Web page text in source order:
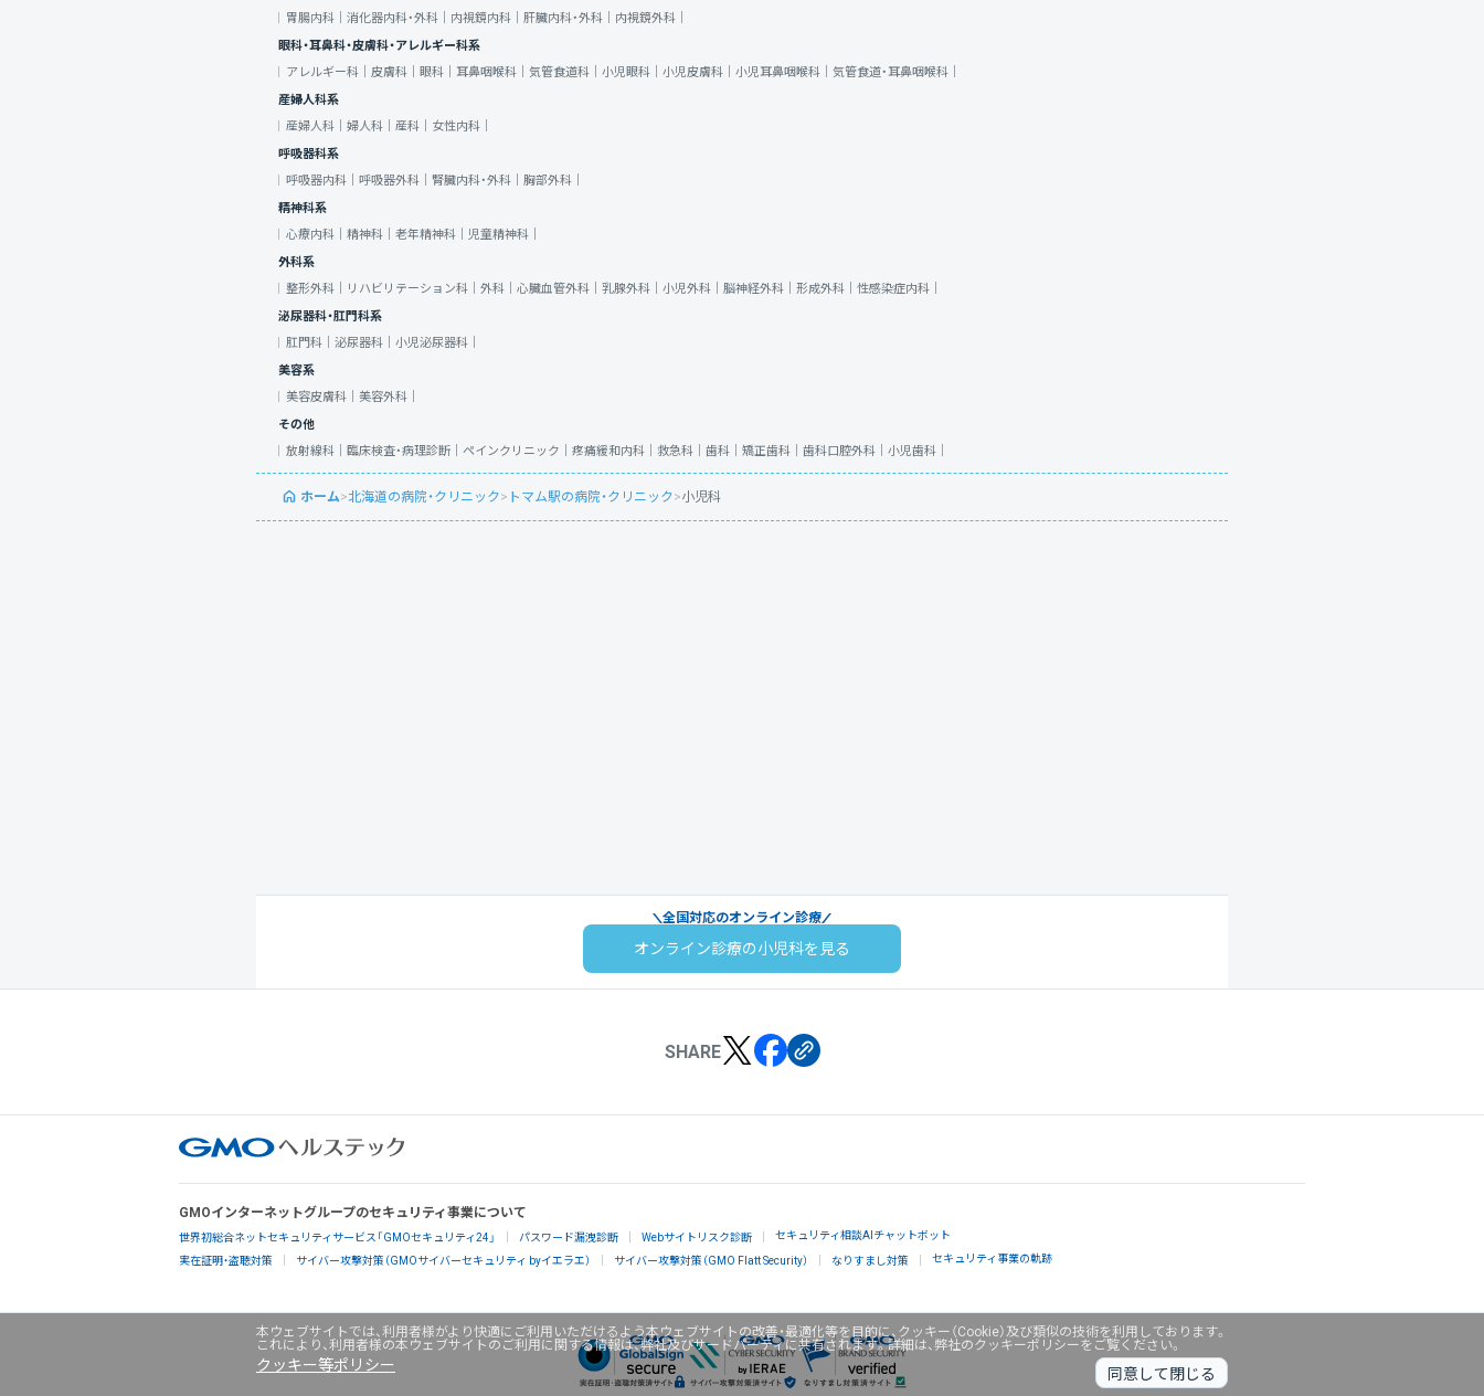
本ウェブサイトでは、利用者様がより快適にご利用いただけるよう本ウェブサイトの改善・最適化等を目的に、クッキー（Cookie）及び類似の技術を利用しております。
これにより、利用者様の本ウェブサイトのご利用に関する情報は、弊社及びサードパーティに共有されます。詳細は、弊社のクッキーポリシーをご覧ください。
クッキー等ポリシー 同意して閉じる
胃腸内科｜ 消化器内科・外科｜ 内視鏡内科｜ 肝臓内科・外科｜ 内視鏡外科｜
眼科・耳鼻科・皮膚科・アレルギー科系
アレルギー科｜ 皮膚科｜ 眼科｜ 耳鼻咽喉科｜ 気管食道科｜ 小児眼科｜ 小児皮膚科｜ 小児耳鼻咽喉科｜ 気管食道・耳鼻咽喉科｜
産婦人科系
産婦人科｜ 婦人科｜ 産科｜ 女性内科｜
呼吸器科系
呼吸器内科｜ 呼吸器外科｜ 腎臓内科・外科｜ 胸部外科｜
精神科系
心療内科｜ 精神科｜ 老年精神科｜ 児童精神科｜
外科系
整形外科｜
リハビリテーション科｜ 外科｜ 心臓血管外科｜ 乳腺外科｜ 小児外科｜ 脳神経外科｜ 形成外科｜ 性感染症内科｜
泌尿器科・肛門科系
肛門科｜ 泌尿器科｜ 小児泌尿器科｜
美容系
美容皮膚科｜ 美容外科｜
その他
放射線科｜ 臨床検査・病理診断｜ ペインクリニック｜ 疼痛緩和内科｜ 救急科｜ 歯科｜ 矯正歯科｜ 歯科口腔外科｜ 小児歯科｜
ホーム>北海道の病院・クリニック> トマム駅の病院・クリニック>小児科
全国対応のオンライン診療
オンライン診療の小児科を見る
SHARE
GMOインターネットグループのセキュリティ事業について
世界初総合ネットセキュリティサービス「GMOセキュリティ24」 パスワード漏洩診断 Webサイトリスク診断 セキュリティ相談AIチャットボット
実在証明・盗聴対策 サイバー攻撃対策（GMOサイバーセキュリティ byイエラエ） サイバー攻撃対策（GMO Flatt Security） なりすまし対策 セキュリティ事業の軌跡